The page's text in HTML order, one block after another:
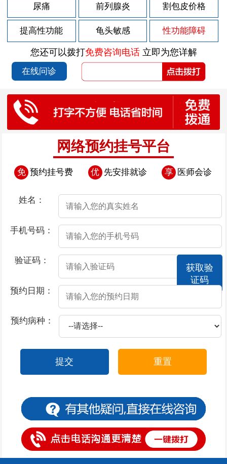
男性前列腺炎的后果 2026-07-29
男性前列腺炎的症状有哪些 2026-07-29
男性前列腺炎的症状如何表现 2026-07-29
包皮上有红斑块 2026-07-28
包皮上有点溃烂 2026-07-25
2026-07-24
导致男性早泄的原因是什么呢 2026-07-24
导致男性患上早泄的因素有哪些
憋尿治疗早泄“不靠谱”
导致男性早泄的病因是什么 2026-07-24
包皮上有白疙瘩 2026-07-23
包皮上有小肉流脓
包皮上有一圈肉芽是怎么回事
撸管过度会不会导致男性阳痿 2026-07-17
酒精导致阳痿的原因？ 2026-07-17
莫让阳痿，给男性朋友“打击” 2026-07-17
撸管过度阳痿了怎么办 2026-07-17
患上了阳痿都有哪些症状表现 2026-07-17
包皮一边起疙瘩 2026-07-14
包皮一块红斑怎么办 2026-07-11
包皮过长有什么危害呢？ 2026-07-11
包皮不可以用力上翻的原因是什么 2026-07-11
尿痛 前列腺炎 割包皮价格
提高性功能 龟头敏感 性功能障碍
您还可以拨打免费咨询电话立即为您详解
在线问诊
网络预约挂号平台
免 预约挂号费 优 先安排就诊 享 医师会诊
姓名：
手机号码：
验证码：
获取验
证码
预约日期：
预约病种：
提交 重置